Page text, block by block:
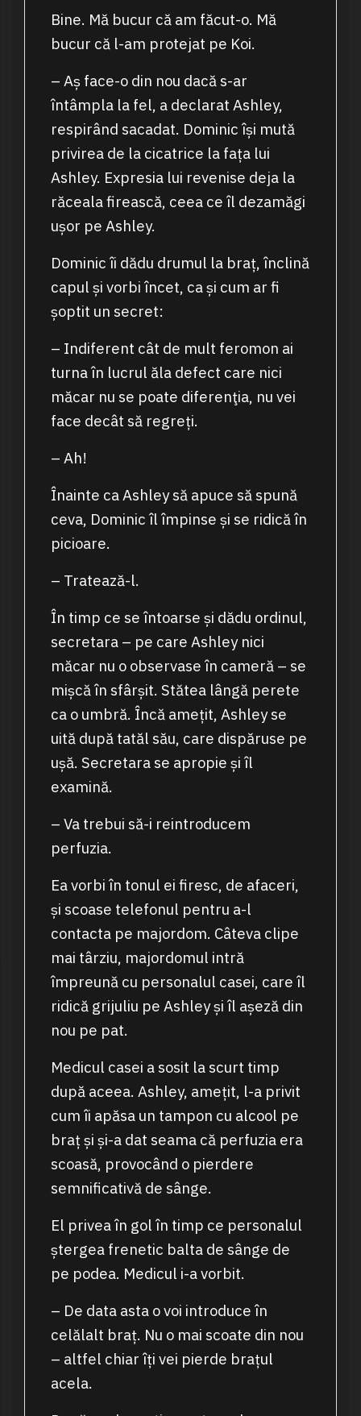
Bine. Mă bucur că am făcut-o. Mă
bucur că l-am protejat pe Koi.
– Aș face-o din nou dacă s-ar
întâmpla la fel, a declarat Ashley,
respirând sacadat. Dominic își mută
privirea de la cicatrice la fața lui
Ashley. Expresia lui revenise deja la
răceala firească, ceea ce îl dezamăgi
ușor pe Ashley.
Dominic îi dădu drumul la braț, înclină
capul și vorbi încet, ca și cum ar fi
șoptit un secret:
– Indiferent cât de mult feromon ai
turna în lucrul ăla defect care nici
măcar nu se poate diferenţia, nu vei
face decât să regreți.
– Ah!
Înainte ca Ashley să apuce să spună
ceva, Dominic îl împinse și se ridică în
picioare.
– Tratează-l.
În timp ce se întoarse și dădu ordinul,
secretara – pe care Ashley nici
măcar nu o observase în cameră – se
mișcă în sfârșit. Stătea lângă perete
ca o umbră. Încă amețit, Ashley se
uită după tatăl său, care dispăruse pe
ușă. Secretara se apropie și îl
examină.
– Va trebui să-i reintroducem
perfuzia.
Ea vorbi în tonul ei firesc, de afaceri,
și scoase telefonul pentru a-l
contacta pe majordom. Câteva clipe
mai târziu, majordomul intră
împreună cu personalul casei, care îl
ridică grijuliu pe Ashley și îl așeză din
nou pe pat.
Medicul casei a sosit la scurt timp
după aceea. Ashley, amețit, l-a privit
cum îi apăsa un tampon cu alcool pe
braț și și-a dat seama că perfuzia era
scoasă, provocând o pierdere
semnificativă de sânge.
El privea în gol în timp ce personalul
ștergea frenetic balta de sânge de
pe podea. Medicul i-a vorbit.
– De data asta o voi introduce în
celălalt braț. Nu o mai scoate din nou
– altfel chiar îți vei pierde brațul
acela.